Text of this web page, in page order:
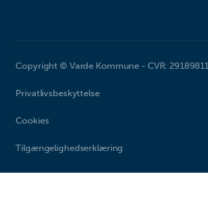
Copyright © Varde Kommune - CVR: 29189811
Privatlivsbeskyttelse
Cookies
Tilgængelighedserklæring